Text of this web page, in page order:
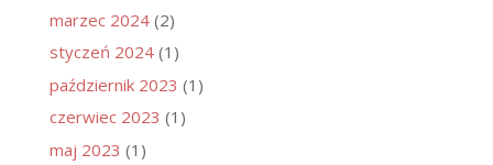
marzec 2024(2)
styczeń 2024(1)
październik 2023 (1)
czerwiec 2023 (1)
maj 2023 (1)